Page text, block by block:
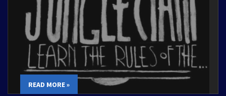
READ MORE »